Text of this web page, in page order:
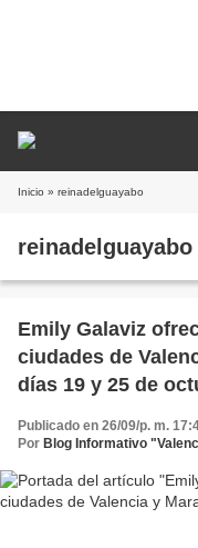
Inicio » reinadelguayabo
reinadelguayabo
Emily Galaviz
ciudades de
días 19 y 25 de
Publicado en 26/09/p. m.
Por Blog Informativo